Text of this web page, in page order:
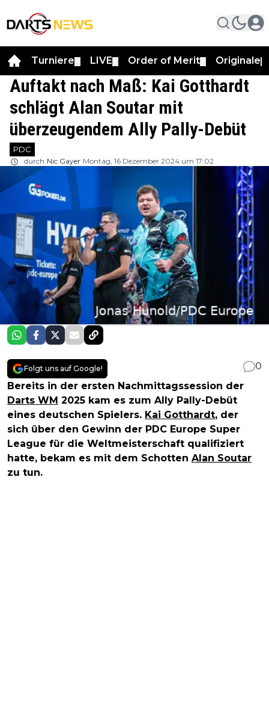
Turniere LIVE Order of Merit Originale
Auftakt nach Maß: Kai Gotthardt
schlägt Alan Soutar mit
überzeugendem Ally Pally-Debüt
PDC
durch Nic Gayer Montag, 16 Dezember 2024 um 17:02
Folgt uns auf Google!
0
Bereits in der ersten Nachmittagssession der
Darts WM 2025 kam es zum Ally Pally-Debüt
eines deutschen Spielers. Kai Gotthardt, der
sich über den Gewinn der PDC Europe Super
League für die Weltmeisterschaft qualifiziert
hatte, bekam es mit dem Schotten Alan Soutar
zu tun.